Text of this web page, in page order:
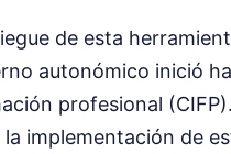
de esta
autonómico inició
profesional
la implementación de